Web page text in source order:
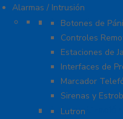
Alarmas / Intrusión
Accesorios
Botones de
Controles
Estaciones de
Interfaces de
Marcador
Sirenas y
Lutron